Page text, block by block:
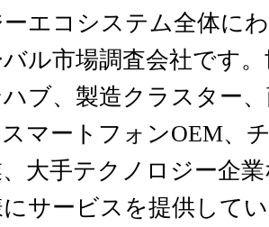
エコシステム全体に
ル市場調査会社です
ブ、製造クラスター
マートフォンOEM、
大手テクノロジー企
サービスを提供して